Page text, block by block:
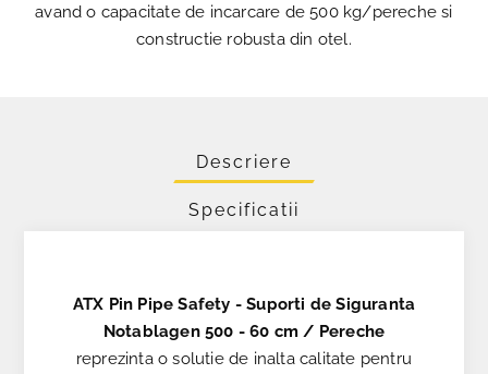
avand o capacitate de incarcare de 500 kg/pereche si
constructie robusta din otel.
Descriere
Specificatii
ATX Pin Pipe Safety - Suporti de Siguranta
Notablagen 500 - 60 cm / Pereche
reprezinta o solutie de inalta calitate pentru